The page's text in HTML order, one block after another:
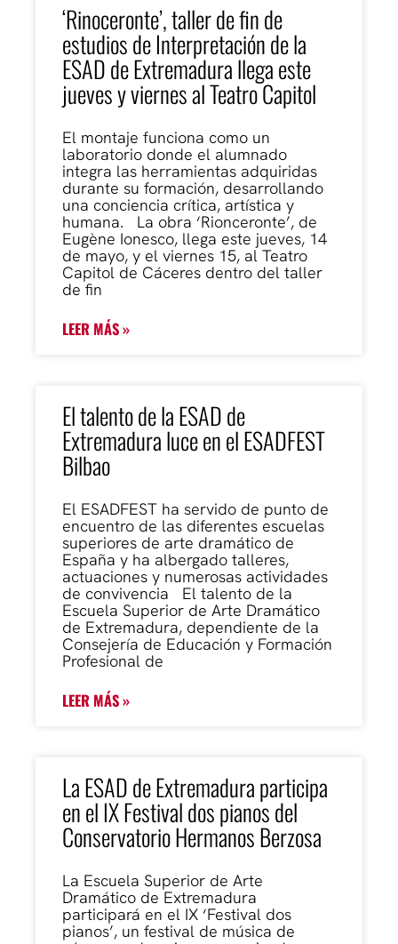
‘Rinoceronte’, taller de fin de
estudios de Interpretación de la
ESAD de Extremadura llega este
jueves y viernes al Teatro Capitol
El montaje funciona como un
laboratorio donde el alumnado
integra las herramientas adquiridas
durante su formación, desarrollando
una conciencia crítica, artística y
humana. La obra ‘Rionceronte’, de
Eugène Ionesco, llega este jueves, 14
de mayo, y el viernes 15, al Teatro
Capitol de Cáceres dentro del taller
de fin
LEER MÁS »
El talento de la ESAD de
Extremadura luce en el ESADFEST
Bilbao
El ESADFEST ha servido de punto de
encuentro de las diferentes escuelas
superiores de arte dramático de
España y ha albergado talleres,
actuaciones y numerosas actividades
de convivencia El talento de la
Escuela Superior de Arte Dramático
de Extremadura, dependiente de la
Consejería de Educación y Formación
Profesional de
LEER MÁS »
La ESAD de Extremadura participa
en el IX Festival dos pianos del
Conservatorio Hermanos Berzosa
La Escuela Superior de Arte
Dramático de Extremadura
participará en el IX ‘Festival dos
pianos’, un festival de música de